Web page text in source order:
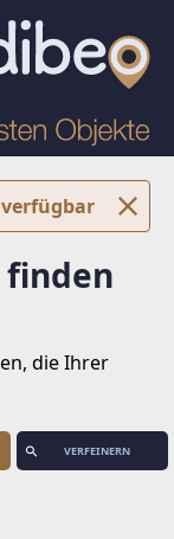
die Ihrer
VERFEINERN